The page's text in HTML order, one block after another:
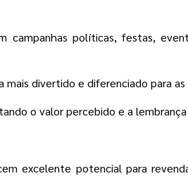
políticas, festas,
divertido e diferenciado para
o valor percebido e a lembrança
excelente potencial para